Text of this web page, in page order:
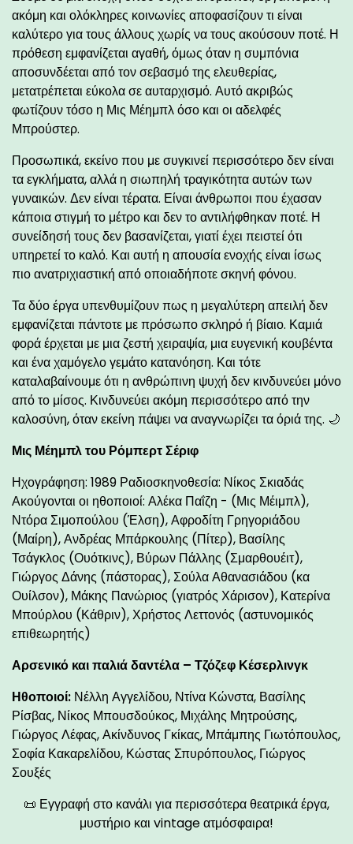
ακόμη και ολόκληρες κοινωνίες αποφασίζουν τι είναι
καλύτερο για τους άλλους χωρίς να τους ακούσουν ποτέ. Η
πρόθεση εμφανίζεται αγαθή, όμως όταν η συμπόνια
αποσυνδέεται από τον σεβασμό της ελευθερίας,
μετατρέπεται εύκολα σε αυταρχισμό. Αυτό ακριβώς
φωτίζουν τόσο η Μις Μέημπλ όσο και οι αδελφές
Μπρούστερ.
Προσωπικά, εκείνο που με συγκινεί περισσότερο δεν είναι
τα εγκλήματα, αλλά η σιωπηλή τραγικότητα αυτών των
γυναικών. Δεν είναι τέρατα. Είναι άνθρωποι που έχασαν
κάποια στιγμή το μέτρο και δεν το αντιλήφθηκαν ποτέ. Η
συνείδησή τους δεν βασανίζεται, γιατί έχει πειστεί ότι
υπηρετεί το καλό. Και αυτή η απουσία ενοχής είναι ίσως
πιο ανατριχιαστική από οποιαδήποτε σκηνή φόνου.
Τα δύο έργα υπενθυμίζουν πως η μεγαλύτερη απειλή δεν
εμφανίζεται πάντοτε με πρόσωπο σκληρό ή βίαιο. Καμιά
φορά έρχεται με μια ζεστή χειραψία, μια ευγενική κουβέντα
και ένα χαμόγελο γεμάτο κατανόηση. Και τότε
καταλαβαίνουμε ότι η ανθρώπινη ψυχή δεν κινδυνεύει μόνο
από το μίσος. Κινδυνεύει ακόμη περισσότερο από την
καλοσύνη, όταν εκείνη πάψει να αναγνωρίζει τα όριά της. 🌙
Μις Μέημπλ του Ρόμπερτ Σέριφ
Ηχογράφηση: 1989 Ραδιοσκηνοθεσία: Νίκος Σκιαδάς
Ακούγονται οι ηθοποιοί: Αλέκα Παΐζη - (Μις Μέιμπλ),
Ντόρα Σιμοπούλου (Έλση), Αφροδίτη Γρηγοριάδου
(Μαίρη), Ανδρέας Μπάρκουλης (Πίτερ), Βασίλης
Τσάγκλος (Ουότκινς), Βύρων Πάλλης (Σμαρθουέιτ),
Γιώργος Δάνης (πάστορας), Σούλα Αθανασιάδου (κα
Ουίλσον), Μάκης Πανώριος (γιατρός Χάρισον), Κατερίνα
Μπούρλου (Κάθριν), Χρήστος Λεττονός (αστυνομικός
επιθεωρητής)
Αρσενικό και παλιά δαντέλα – Τζόζεφ Κέσερλινγκ
Ηθοποιοί: Νέλλη Αγγελίδου, Ντίνα Κώνστα, Βασίλης
Ρίσβας, Νίκος Μπουσδούκος, Μιχάλης Μητρούσης,
Γιώργος Λέφας, Ακίνδυνος Γκίκας, Μπάμπης Γιωτόπουλος,
Σοφία Κακαρελίδου, Κώστας Σπυρόπουλος, Γιώργος
Σουξές
📜 Εγγραφή στο κανάλι για περισσότερα θεατρικά έργα,
μυστήριο και vintage ατμόσφαιρα!